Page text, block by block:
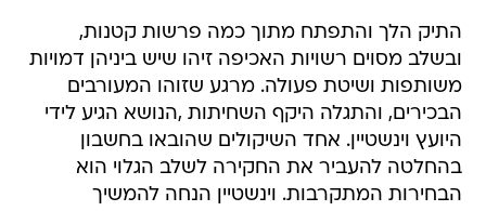
התיק הלך והתפתח מתוך כמה פרשות קטנות,
ובשלב מסוים רשויות האכיפה זיהו שיש ביניהן דמויות
משותפות ושיטת פעולה. מרגע שזוהו המעורבים
הבכירים, והתגלה היקף השחיתות ,הנושא הגיע לידי
היועץ וינשטיין. אחד השיקולים שהובאו בחשבון
בהחלטה להעביר את החקירה לשלב הגלוי הוא
הבחירות המתקרבות. וינשטיין הנחה להמשיך